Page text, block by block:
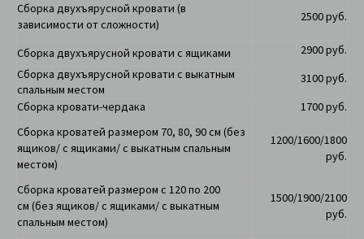
Сборка двухъярусной кровати (в
зависимости от сложности)
2500 руб.
Сборка двухъярусной кровати с ящиками
2900 руб.
Сборка двухъярусной кровати с выкатным
спальным местом
3100 руб.
Сборка кровати-чердака
1700 руб.
Сборка кроватей размером 70, 80, 90 см (без
ящиков/ с ящиками/ с выкатным спальным
местом)
1200/1600/1800
руб.
Сборка кроватей размером с 120 по 200
см (без ящиков/ с ящиками/ с выкатным
спальным местом)
1500/1900/2100
руб.